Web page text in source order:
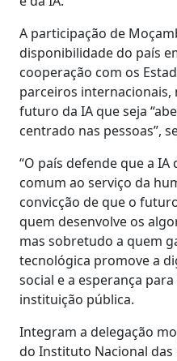
A participação de
disponibilidade do país
cooperação com os
parceiros internacionais,
futuro da IA que seja
centrado nas pessoas”,
“O país defende que a
comum ao serviço da
convicção de que o
quem desenvolve os
mas sobretudo a quem
tecnológica promove a
social e a esperança
instituição pública.
Integram a delegação
do Instituto Nacional das